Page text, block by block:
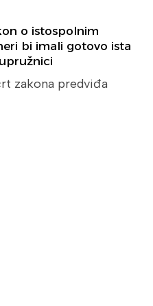
o istospolnim
bi imali gotovo ista
zakona predviđa